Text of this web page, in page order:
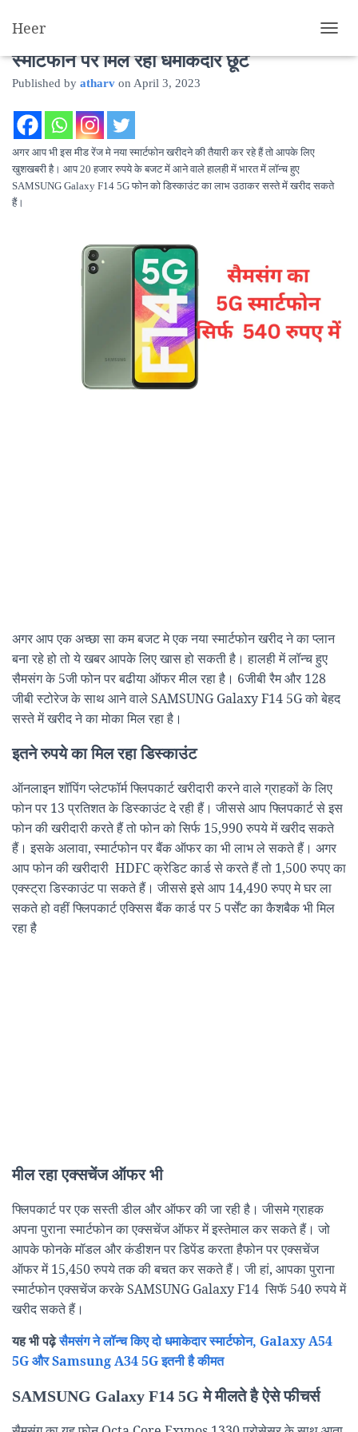
Heer
O
I
G
540 रुपये में खरीदे, Samsung F14 5G
स्मार्टफोन पर मिल रही धमाकेदार छूट
Published by atharv on April 3, 2023
अगर आप भी इस मीड रेंज मे नया स्मार्टफोन खरीदने की तैयारी कर रहे हैं तो आपके लिए
खुशखबरी है। आप 20 हजार रुपये के बजट में आने वाले हालही में भारत में लॉन्च हुए
SAMSUNG Galaxy F14 5G फोन को डिस्काउंट का लाभ उठाकर सस्ते में खरीद सकते
हैं।
अगर आप एक अच्छा सा कम बजट मे एक नया स्मार्टफोन खरीद ने का प्लान
बना रहे हो तो ये खबर आपके लिए खास हो सकती है। हालही में लॉन्च हुए
सैमसंग के 5जी फोन पर बढीया ऑफर मील रहा है। 6जीबी रैम और 128
जीबी स्टोरेज के साथ आने वाले SAMSUNG Galaxy F14 5G को बेहद
सस्ते में खरीद ने का मोका मिल रहा है।
इतने रुपये का मिल रहा डिस्काउंट
ऑनलाइन शॉपिंग प्लेटफॉर्म फ्लिपकार्ट खरीदारी करने वाले ग्राहकों के लिए
फोन पर 13 प्रतिशत के डिस्काउंट दे रही हैं। जीससे आप फ्लिपकार्ट से इस
फोन की खरीदारी करते हैं तो फोन को सिर्फ 15,990 रुपये में खरीद सकते
हैं। इसके अलावा, स्मार्टफोन पर बैंक ऑफर का भी लाभ ले सकते हैं। अगर
आप फोन की खरीदारी HDFC क्रेडिट कार्ड से करते हैं तो 1,500 रुपए का
एक्स्ट्रा डिस्काउंट पा सकते हैं। जीससे इसे आप 14,490 रुपए मे घर ला
सकते हो वहीं फ्लिपकार्ट एक्सिस बैंक कार्ड पर 5 पर्सेंट का कैशबैक भी मिल
रहा है
मील रहा एक्सचेंज ऑफर भी
फ्लिपकार्ट पर एक सस्ती डील और ऑफर की जा रही है। जीसमे ग्राहक
अपना पुराना स्मार्टफोन का एक्सचेंज ऑफर में इस्तेमाल कर सकते हैं। जो
आपके फोनके मॉडल और कंडीशन पर डिपेंड करता हैफोन पर एक्सचेंज
ऑफर में 15,450 रुपये तक की बचत कर सकते हैं। जी हां, आपका पुराना
स्मार्टफोन एक्सचेंज करके SAMSUNG Galaxy F14 सिफॅ 540 रुपये में
खरीद सकते हैं।
यह भी पढ़ेसैमसंग ने लॉन्च किए दो धमाकेदार स्मार्टफोन, Galaxy A54
5G और Samsung A34 5G इतनी है कीमत
SAMSUNG Galaxy F14 5G मे मीलते है ऐसे फीचर्स